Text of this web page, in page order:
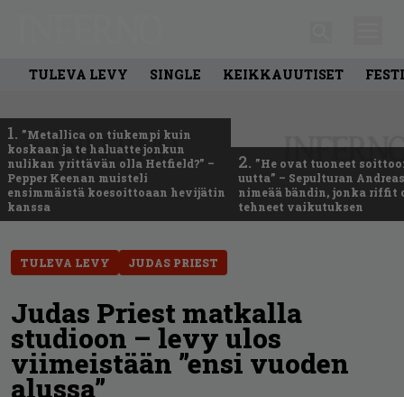
TULEVA LEVY SINGLE KEIKKAUUTISET
1. ”Metallica on tiukempi kuin
koskaan ja te haluatte jonkun
nulikan yrittävän olla Hetfield?” –
Pepper Keenan muisteli
ensimmäistä koesoittoaan hevijätin
kanssa
2. ”He ovat tuoneet
uutta” – Sepulturan
nimeää bändin, jonka riffit
tehneet vaikutuksen
TULEVA LEVY JUDAS PRIEST
Judas Priest matkalla
studioon – levy ulos
viimeistään ”ensi vuoden
alussa”